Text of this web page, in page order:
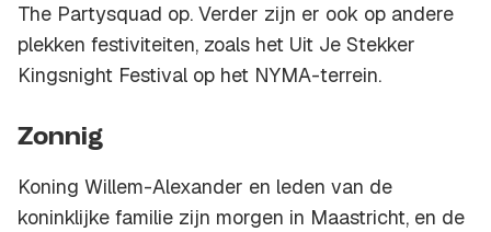
The Partysquad op. Verder zijn er ook op andere
plekken festiviteiten, zoals het Uit Je Stekker
Kingsnight Festival op het NYMA-terrein.
Zonnig
Koning Willem-Alexander en leden van de
koninklijke familie zijn morgen in Maastricht, en de